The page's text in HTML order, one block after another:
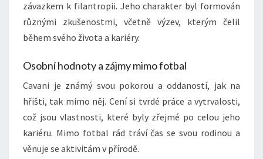
závazkem k filantropii. Jeho charakter byl formován
různými zkušenostmi, včetně výzev, kterým čelil
během svého života a kariéry.
Osobní hodnoty a zájmy mimo fotbal
Cavani je známý svou pokorou a oddaností, jak na
hřišti, tak mimo něj. Cení si tvrdé práce a vytrvalosti,
což jsou vlastnosti, které byly zřejmé po celou jeho
kariéru. Mimo fotbal rád tráví čas se svou rodinou a
věnuje se aktivitám v přírodě.